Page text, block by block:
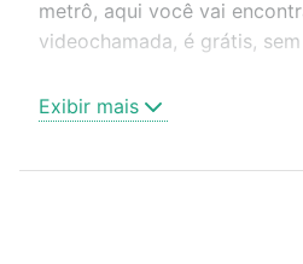
metrô, aqui você vai
videochamada, é grátis,
ou sem vaga de garagem
Imóveis à venda em Jardim
Qual o preço de Imóveis
Exibir mais